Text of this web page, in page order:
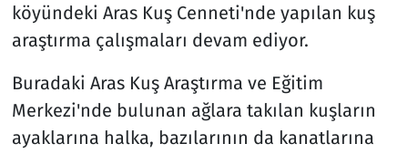
köyündeki Aras Kuş Cenneti'nde yapılan kuş
araştırma çalışmaları devam ediyor.
Buradaki Aras Kuş Araştırma ve Eğitim
Merkezi'nde bulunan ağlara takılan kuşların
ayaklarına halka, bazılarının da kanatlarına
Teknoloji ve Bilim
Televizyon